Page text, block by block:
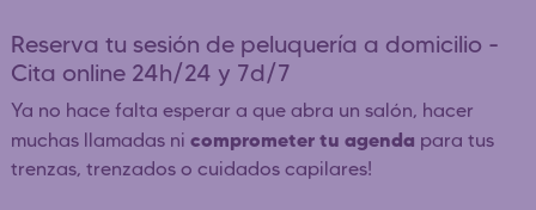
Reserva tu sesión de peluquería a domicilio -
Cita online 24h/24 y 7d/7
Ya no hace falta esperar a que abra un salón, hacer
muchas llamadas ni comprometer tu agenda para tus
trenzas, trenzados o cuidados capilares!